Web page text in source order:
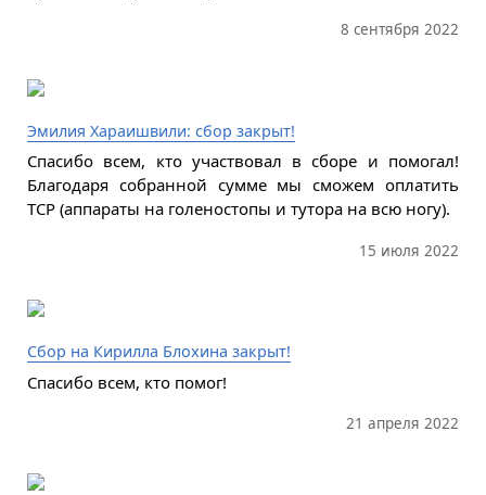
8 сентября 2022
Эмилия Хараишвили: сбор закрыт!
Спасибо всем, кто участвовал в сборе и помогал!
Благодаря собранной сумме мы сможем оплатить
ТСР (аппараты на голеностопы и тутора на всю ногу).
15 июля 2022
Сбор на Кирилла Блохина закрыт!
Спасибо всем, кто помог!
21 апреля 2022